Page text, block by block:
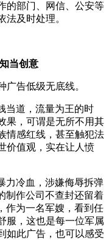
的部门、网信、公安等
及时处理。
当创意
告低级无底线。
道，流量为王的时
果，可谓是无所不用其
情感红线，甚至触犯法
价值观，实在让人愤
冷血，涉嫌侮辱拆弹
制作公司不查封还留着
作为一名军嫂，看到任
服，这也是每一位军属
如此广告，也可以感受